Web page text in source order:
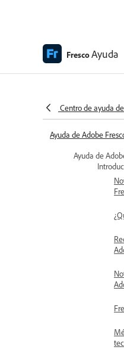
FrescoAyuda
Centro de ayuda
Ayuda de Adobe
Ayuda de